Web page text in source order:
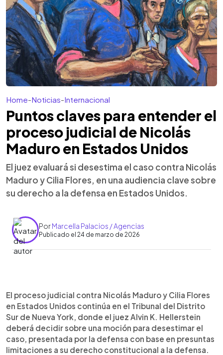
Home-Noticias-Internacional
Puntos claves para entender el
proceso judicial de Nicolás
Maduro en Estados Unidos
El juez evaluará si desestima el caso contra Nicolás
Maduro y Cilia Flores, en una audiencia clave sobre
su derecho a la defensa en Estados Unidos.
PorMarcella Palacios / Agencias
Publicado el 24 de marzo de 2026
Escuchar artículo
El proceso judicial contra Nicolás Maduro y Cilia
Flores en Estados Unidos avanza en el Tribunal del
Distrito Sur de Nueva York, donde el juez debe
decidir sobre una moción para desestimar el
caso. La defensa argumenta que las sanciones
impiden acceder a fondos del Estado venezolano
El proceso judicial contra Nicolás Maduro y Cilia Flores
en Estados Unidos continúa en el Tribunal del Distrito
Sur de Nueva York, donde el juez Alvin K. Hellerstein
deberá decidir sobre una moción para desestimar el
caso, presentada por la defensa con base en presuntas
limitaciones a su derecho constitucional a la defensa.